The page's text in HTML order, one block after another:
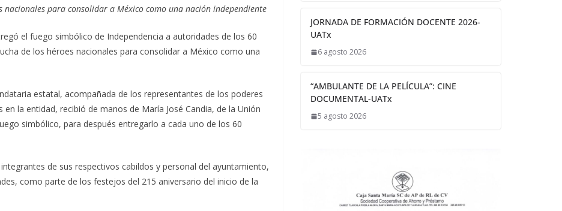
para consolidar a México como una nación independiente
el fuego simbólico de Independencia a autoridades de los 60
de los héroes nacionales para consolidar a México como una
estatal, acompañada de los representantes de los poderes
en la entidad, recibió de manos de María José Candia, de la Unión
simbólico, para después entregarlo a cada uno de los 60
de sus respectivos cabildos y personal del ayuntamiento,
como parte de los festejos del 215 aniversario del inicio de la
JORNADA DE FORMACIÓN DOCENTE 2026-
UATx
6 agosto 2026
“AMBULANTE DE LA PELÍCULA”: CINE
DOCUMENTAL-UATx
5 agosto 2026